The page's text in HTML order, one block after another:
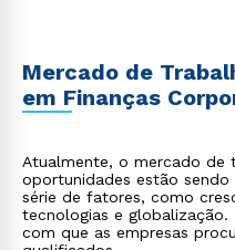
Mercado de
em Finanças
Atualmente, o mercado de
oportunidades estão sendo
série de fatores, como
tecnologias e
com que as empresas